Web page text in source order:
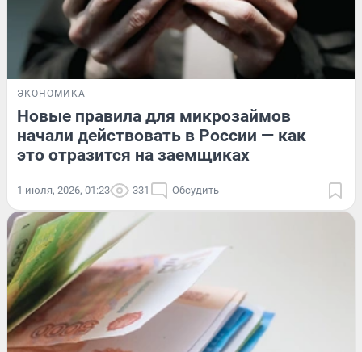
ЭКОНОМИКА
Новые правила для микрозаймов
начали действовать в России — как
это отразится на заемщиках
1 июля, 2026, 01:23 331 Обсудить